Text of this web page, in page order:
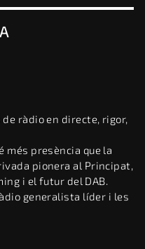
de ràdio en directe, rigor,
més presència que la
pionera al Principat,
i el futur del DAB.
generalista líder i les